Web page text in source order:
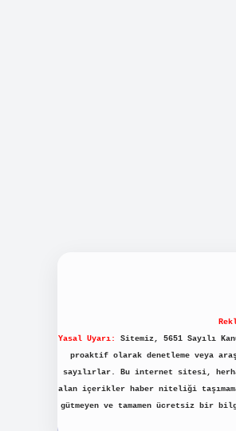
Yasal Uyarı:
Sitemiz, 5651 Sayılı
proaktif olarak denetleme veya
sayılırlar. Bu internet sitesi,
alan içerikler haber niteliği
gütmeyen ve tamamen ücretsiz bir